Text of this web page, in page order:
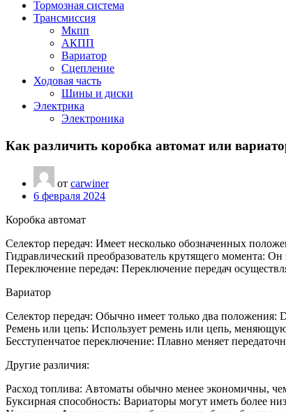
Тормозная система
Трансмиссия
Мкпп
АКПП
Вариатор
Сцепление
Ходовая часть
Шины и диски
Электрика
Электроника
Как различить коробка автомат или
от carwiner
6 февраля 2024
Коробка автомат
Селектор передач: Имеет несколько обозначенных
Гидравлический преобразователь крутящего момента:
Переключение передач: Переключение передач
Вариатор
Селектор передач: Обычно имеет только два положения:
Ремень или цепь: Использует ремень или цепь,
Бесступенчатое переключение: Плавно меняет
Другие различия:
Расход топлива: Автоматы обычно менее экономичны,
Буксирная способность: Вариаторы могут иметь более